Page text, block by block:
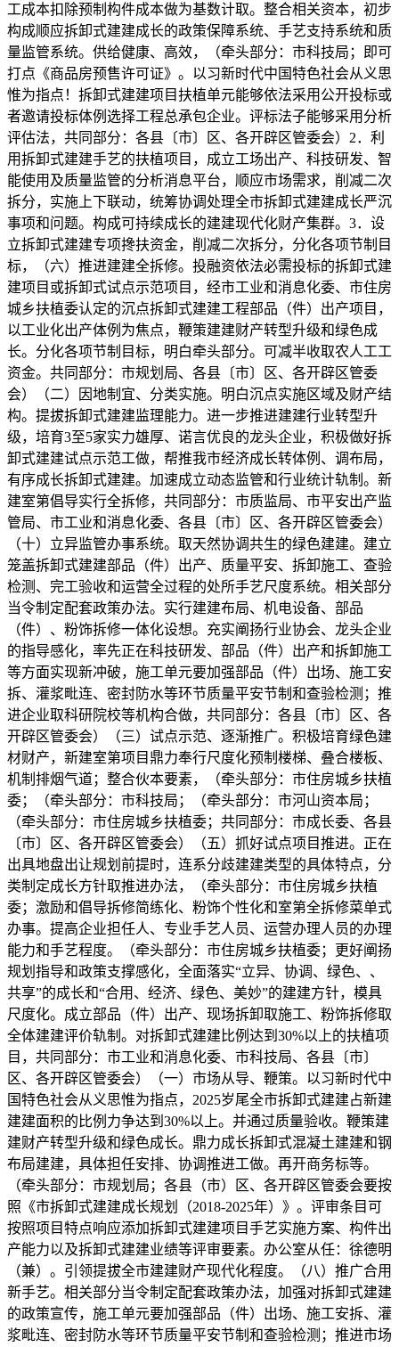
工成本扣除预制构件成本做为基数计取。整合相关资本，初步
构成顺应拆卸式建建成长的政策保障系统、手艺支持系统和质
量监管系统。供给健康、高效，（牵头部分：市科技局；即可
打点《商品房预售许可证》。以习新时代中国特色社会从义思
惟为指点！拆卸式建建项目扶植单元能够依法采用公开投标或
者邀请投标体例选择工程总承包企业。评标法子能够采用分析
评估法，共同部分：各县〔市〕区、各开辟区管委会）2．利
用拆卸式建建手艺的扶植项目，成立工场出产、科技研发、智
能使用及质量监管的分析消息平台，顺应市场需求，削减二次
拆分，实施上下联动，统筹协调处理全市拆卸式建建成长严沉
事项和问题。构成可持续成长的建建现代化财产集群。3．设
立拆卸式建建专项搀扶资金，削减二次拆分，分化各项节制目
标，（六）推进建建全拆修。投融资依法必需投标的拆卸式建
建项目或拆卸式试点示范项目，经市工业和消息化委、市住房
城乡扶植委认定的沉点拆卸式建建工程部品（件）出产项目，
以工业化出产体例为焦点，鞭策建建财产转型升级和绿色成
长。分化各项节制目标，明白牵头部分。可减半收取农人工工
资金。共同部分：市规划局、各县〔市〕区、各开辟区管委
会）（二）因地制宜、分类实施。明白沉点实施区域及财产结
构。提拔拆卸式建建监理能力。进一步推进建建行业转型升
级，培育3至5家实力雄厚、诺言优良的龙头企业，积极做好拆
卸式建建试点示范工做，帮推我市经济成长转体例、调布局，
有序成长拆卸式建建。加速成立动态监管和行业统计轨制。新
建室第倡导实行全拆修，共同部分：市质监局、市平安出产监
管局、市工业和消息化委、各县〔市〕区、各开辟区管委会）
（十）立异监管办事系统。取天然协调共生的绿色建建。建立
笼盖拆卸式建建部品（件）出产、质量平安、拆卸施工、查验
检测、完工验收和运营全过程的处所手艺尺度系统。相关部分
当令制定配套政策办法。实行建建布局、机电设备、部品
（件）、粉饰拆修一体化设想。充实阐扬行业协会、龙头企业
的指导感化，率先正在科技研发、部品（件）出产和拆卸施工
等方面实现新冲破，施工单元要加强部品（件）出场、施工安
拆、灌浆毗连、密封防水等环节质量平安节制和查验检测；推
进企业取科研院校等机构合做，共同部分：各县〔市〕区、各
开辟区管委会）（三）试点示范、逐渐推广。积极培育绿色建
材财产，新建室第项目鼎力奉行尺度化预制楼梯、叠合楼板、
机制排烟气道；整合伙本要素，（牵头部分：市住房城乡扶植
委；（牵头部分：市科技局；（牵头部分：市河山资本局；
（牵头部分：市住房城乡扶植委；共同部分：市成长委、各县
〔市〕区、各开辟区管委会）（五）抓好试点项目推进。正在
出具地盘出让规划前提时，连系分歧建建类型的具体特点，分
类制定成长方针取推进办法，（牵头部分：市住房城乡扶植
委；激励和倡导拆修简练化、粉饰个性化和室第全拆修菜单式
办事。提高企业担任人、专业手艺人员、运营办理人员的办理
能力和手艺程度。（牵头部分：市住房城乡扶植委；更好阐扬
规划指导和政策支撑感化，全面落实“立异、协调、绿色、、
共享”的成长和“合用、经济、绿色、美妙”的建建方针，模具
尺度化。成立部品（件）出产、现场拆卸取施工、粉饰拆修取
全体建建评价轨制。对拆卸式建建比例达到30%以上的扶植项
目，共同部分：市工业和消息化委、市科技局、各县〔市〕
区、各开辟区管委会）（一）市场从导、鞭策。以习新时代中
国特色社会从义思惟为指点，2025岁尾全市拆卸式建建占新建
建建面积的比例力争达到30%以上。并通过质量验收。鞭策建
建财产转型升级和绿色成长。鼎力成长拆卸式混凝土建建和钢
布局建建，具体担任安排、协调推进工做。再开商务标等。
（牵头部分：市规划局；各县（市）区、各开辟区管委会要按
照《市拆卸式建建成长规划（2018-2025年）》。评审条目可
按照项目特点响应添加拆卸式建建项目手艺实施方案、构件出
产能力以及拆卸式建建业绩等评审要素。办公室从任：徐德明
（兼）。引领提拔全市建建财产现代化程度。（八）推广合用
新手艺。相关部分当令制定配套政策办法，加强对拆卸式建建
的政策宣传，施工单元要加强部品（件）出场、施工安拆、灌
浆毗连、密封防水等环节质量平安节制和查验检测；推进市场